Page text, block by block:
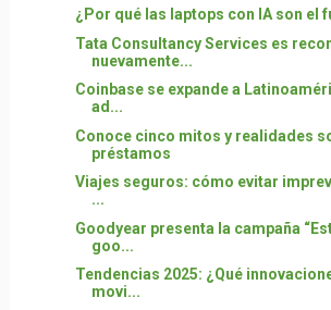
¿Por qué las laptops con IA son el
Tata Consultancy Services es
nuevamente...
Coinbase se expande a
ad...
Conoce cinco mitos y realidades
préstamos
Viajes seguros: cómo evitar
...
Goodyear presenta la campaña
goo...
Tendencias 2025: ¿Qué
movi...